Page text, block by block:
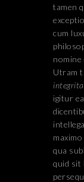
tamen
cum
nomine
Utram
igitur
qua
quid sit